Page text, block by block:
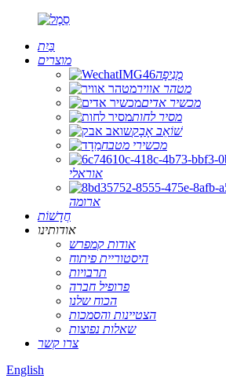
בַּיִת
מוצרים
מְנִיפָה
מטהר אוויר
מכשיר אדים
מסיר לחות
שׁוֹאֵב אָבָק
מכשירי מטבח
אוראלי
ארומה
חֲדָשׁוֹת
אודותינו
אודות קמפרש
היסטוריית פיתוח
תרבויות
פרופיל חברה
הכוח שלנו
הצטיינות והסמכות
שאלות נפוצות
צרו קשר
English